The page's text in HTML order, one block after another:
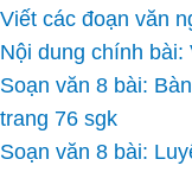
Viết các đoạn văn
Nội dung chính bài:
Soạn văn 8 bài:
trang 76 sgk
Soạn văn 8 bài: